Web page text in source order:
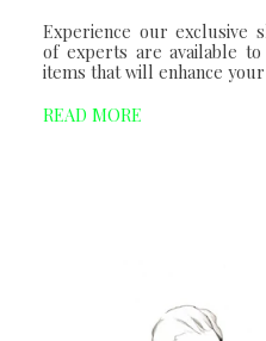
Experience our exclusive
of experts are available
items that will enhance
READ MORE